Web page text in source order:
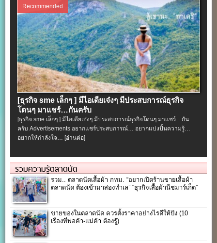
Recommended
[ธุรกิจ sme เล็กๆ ] มีไอเดียเจ๋งๆ มีประสบการณ์ธุรกิจ
โดนๆ มาแชร์…กันครับ
[ธุรกิจ sme เล็กๆ ] มีไอเดียเจ๋งๆ มีประสบการณ์ธุรกิจโดนๆ มาแชร์…กัน
ครับ Advertisements อยากแชร์ประสบการณ์… อยากแบ่งปั้นความรู้…
อยากให้กำลังใจ…[อ่านต่อ]
รวมความรู้ตลาดนัด
รวม.. ตลาดนัดเสื้อผ้า กทม. “อยากเปิดร้านขายเสื้อผ้า
ตลาดนัด ต้องเข้ามาส่องทำเล” “ธุรกิจเสื้อผ้านีชมาร์เก็ต”
ขายของในตลาดนัด ควรตั้งราคาอย่างไรดีให้ปัง (10
เรื่องที่พ่อค้า-แม่ค้า ต้องรู้)